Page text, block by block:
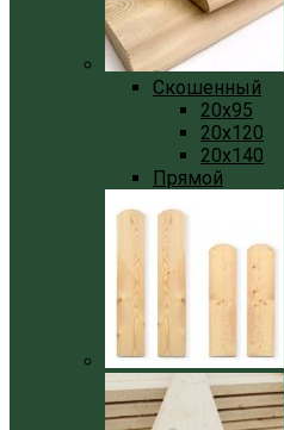
Скошенный
20x95
20x120
20x140
Прямой